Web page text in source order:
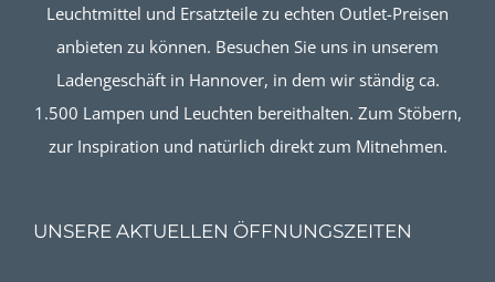
Leuchtmittel und Ersatzteile zu echten Outlet-Preisen
anbieten zu können. Besuchen Sie uns in unserem
Ladengeschäft in Hannover, in dem wir ständig ca.
1.500 Lampen und Leuchten bereithalten. Zum Stöbern,
zur Inspiration und natürlich direkt zum Mitnehmen.
UNSERE AKTUELLEN ÖFFNUNGSZEITEN